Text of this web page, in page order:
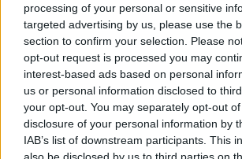
processing of your personal or sensitive
targeted advertising by us, please use the
section to confirm your selection. Please
opt-out request is processed you may
interest-based ads based on personal
us or personal information disclosed to
your opt-out. You may separately opt-out
disclosure of your personal information by
IAB’s list of downstream participants. This
also be disclosed by us to third parties on
Megérkezett az eső a Duna